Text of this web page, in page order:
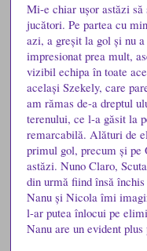
Mi-e chiar ușor astăzi
jucători. Pe partea cu
azi, a greșit la gol și nu
impresionat prea mult,
vizibil echipa în toate
același Szekely, care
am rămas de-a dreptul
terenului, ce l-a găsit la
remarcabilă. Alături de
primul gol, precum și pe
astăzi. Nuno Claro,
din urmă fiind însă închis
Nanu și Nicola îmi
l-ar putea înlocui pe
Nanu are un evident